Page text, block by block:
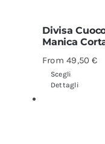
Divisa
Manica
From49,50€
Scegli
Dettagli